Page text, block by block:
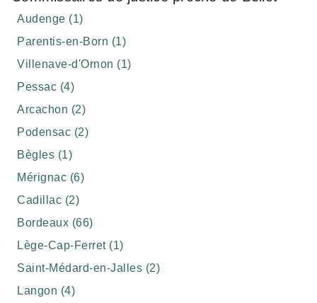
Audenge (1)
Parentis-en-Born (1)
Villenave-d'Ornon (1)
Pessac (4)
Arcachon (2)
Podensac (2)
Bègles (1)
Mérignac (6)
Cadillac (2)
Bordeaux (66)
Lège-Cap-Ferret (1)
Saint-Médard-en-Jalles (2)
Langon (4)